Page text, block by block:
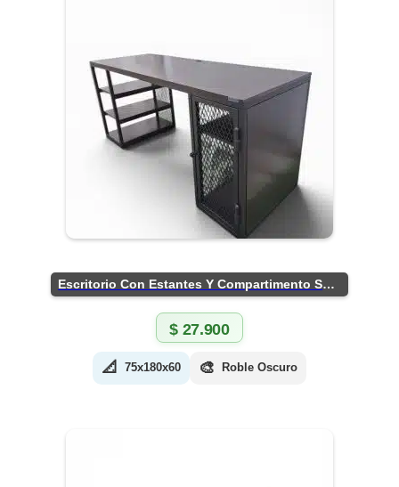
Escritorio Con Estantes Y Compartimento Seguro
$27.900
📐 75x180x60 🎨 Roble Oscuro